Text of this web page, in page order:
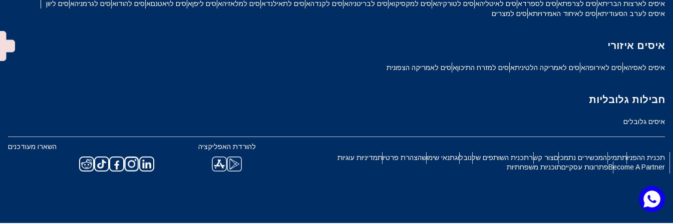
איסים לארצות הבריתאיסים לצרפתאיסים לספרדאיסים לאיטליהאיסים לטורקיהאיסים למקסיקואיסים לבריטניהאיסים לקנדהאיסים לתאילנדאיסים למלאזיהאיסים ליפןאיסים לויאטנםאיסים להודואיסים לגרמניהאיסים ליוון
איסים לערב הסעודיתאיסים לאיחוד האמירויותאיסים למצרים
איסים איזורי
איסים לאסיהאיסים לאירופהאיסים לאמריקה הלטיניתאיסים למזרח התיכוןאיסים לאמריקה הצפונית
חבילות גלובליות
איסים גלובלים
תכנית ההפניותתמיכהמכשירים נתמכיםצור קשרתכנית השותפים שלנובלוגתנאי שימושהצהרת פרטיותמדיניות עוגיות
Become A Partnerפתרונות עסקייםתוכניות משפחתיות
להורדת האפליקציה השארו מעודכנים
العربية
Polski
Português
SGD - דולר סינגפורי TWD - דולר טייוואני חדש
CAD - דולר קנדי